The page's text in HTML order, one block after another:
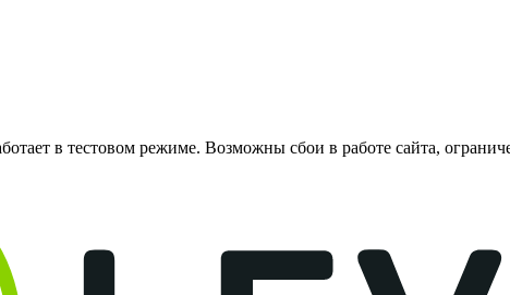
в тестовом режиме. Возможны сбои в работе сайта,